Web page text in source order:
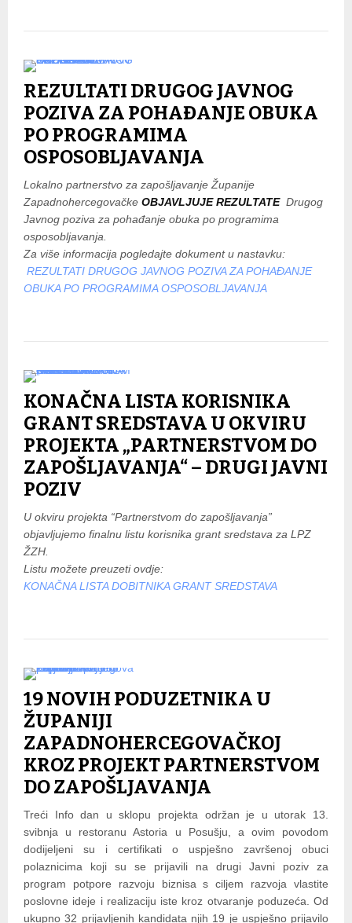
REZULTATI DRUGOG JAVNOG
POZIVA ZA POHAĐANJE OBUKA
PO PROGRAMIMA
OSPOSOBLJAVANJA
Lokalno partnerstvo za zapošljavanje Županije
Zapadnohercegovačke OBJAVLJUJE REZULTATEDrugog
Javnog poziva za pohađanje obuka po programima
osposobljavanja.
Za više informacija pogledajte dokument u nastavku:
REZULTATI DRUGOG JAVNOG POZIVA ZA POHAĐANJE
OBUKA PO PROGRAMIMA OSPOSOBLJAVANJA
KONAČNA LISTA KORISNIKA
GRANT SREDSTAVA U OKVIRU
PROJEKTA „PARTNERSTVOM DO
ZAPOŠLJAVANJA“ – DRUGI JAVNI
POZIV
U okviru projekta “Partnerstvom do zapošljavanja”
objavljujemo finalnu listu korisnika grant sredstava za LPZ
ŽZH.
Listu možete preuzeti ovdje:
KONAČNA LISTA DOBITNIKA GRANT SREDSTAVA
19 NOVIH PODUZETNIKA U
ŽUPANIJI
ZAPADNOHERCEGOVAČKOJ
KROZ PROJEKT PARTNERSTVOM
DO ZAPOŠLJAVANJA
Treći Info dan u sklopu projekta održan je u utorak 13.
svibnja u restoranu Astoria u Posušju, a ovim povodom
dodijeljeni su i certifikati o uspješno završenoj obuci
polaznicima koji su se prijavili na drugi Javni poziv za
program potpore razvoju biznisa s ciljem razvoja vlastite
poslovne ideje i realizaciju iste kroz otvaranje poduzeća. Od
ukupno 32 prijavljenih kandidata njih 19 je uspješno prijavilo